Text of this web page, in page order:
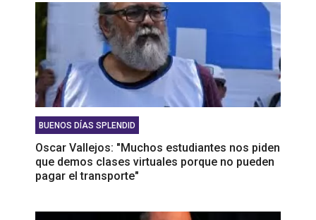
BUENOS DÍAS SPLENDID
Oscar Vallejos: "Muchos estudiantes nos piden
que demos clases virtuales porque no pueden
pagar el transporte"